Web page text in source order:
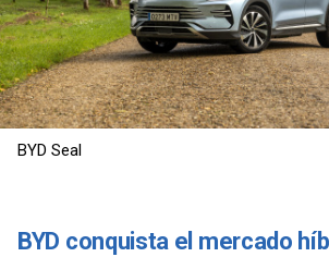
BYD Seal
BYD conquista el mercado